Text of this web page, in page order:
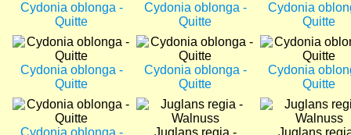
Cydonia oblonga -
Quitte
Cydonia oblonga -
Quitte
Cydonia
Quitte
Bild
Cydonia oblonga -
Quitte
Bild
Cydonia oblonga -
Quitte
Bild
Cydonia
Quitte
Bild
Cydonia oblonga -
Bild
Juglans regia -
Bild
Juglans